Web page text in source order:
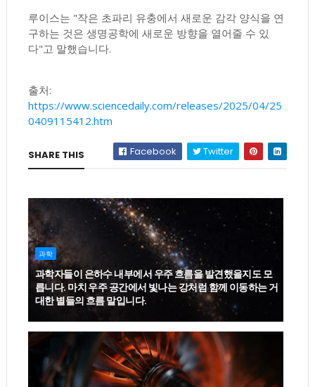
루이스는 "작은 초파리 유충에서 새로운 감각 양식을 연
구하는 것은 생명공학에 새로운 방향을 열어줄 수 있
다"고 말했습니다.
출처:
https://www.sciencedaily.com/releases/2025/04/25
0409115412.htm
SHARE THIS Facebook Twitter
과학
과학자들이 은하수 내부에서 우주 흐름을 발견했을지도 모
릅니다. 마치 우주 공간에서 빛나는 강처럼 함께 이동하는 거
대한 별들의 흐름 말입니다.